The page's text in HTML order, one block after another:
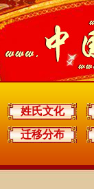
姓氏文化
迁移分布